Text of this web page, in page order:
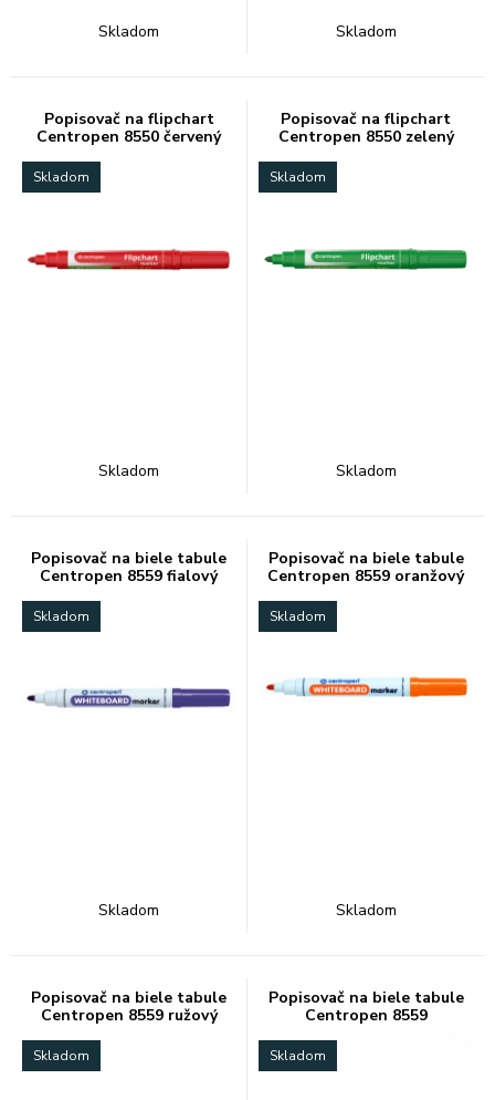
Skladom Skladom
Popisovač na flipchart
Centropen 8550 červený
Skladom
Skladom
Popisovač na flipchart
Centropen 8550 zelený
Skladom
Skladom
Popisovač na biele tabule
Centropen 8559 fialový
Skladom
Skladom
Popisovač na biele tabule
Centropen 8559 oranžový
Skladom
Skladom
Popisovač na biele tabule
Centropen 8559 ružový
Skladom
Popisovač na biele tabule
Centropen 8559
Skladom